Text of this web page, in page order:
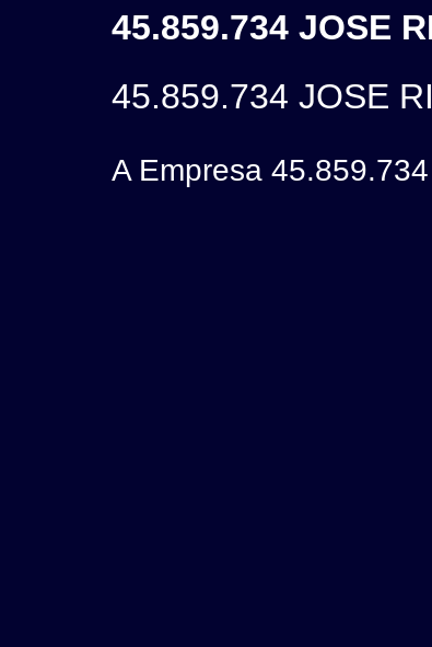
45.859.734 JOSE
45.859.734 JOSE
A Empresa